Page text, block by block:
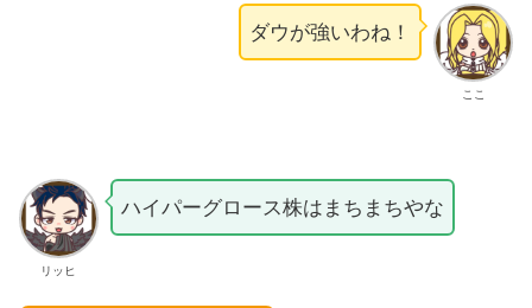
ここ
ダウが強いわね！
リッヒ
ハイパーグロース株はまちまちやな